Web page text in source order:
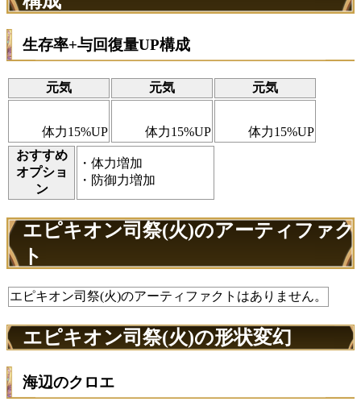
生存率+与回復量UP構成
元気 元気 元気
体力15%UP 体力15%UP
体力15%UP
おすすめ
オプショ
ン
・体力増加
・防御力増加
エピキオン司祭(火)のアーティファク
ト
エピキオン司祭(火)のアーティファクトはありません。
エピキオン司祭(火)の形状変幻
海辺のクロエ